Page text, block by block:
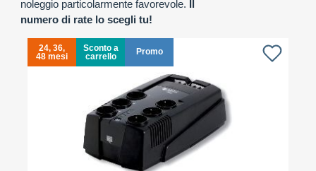
noleggio particolarmente favorevole. Il
numero di rate lo scegli tu!
24, 36,
48 mesi
Sconto a
carrello
Promo